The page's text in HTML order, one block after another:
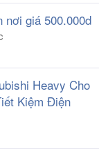
nơi giá 500.000d
Heavy Cho
Kiệm Điện